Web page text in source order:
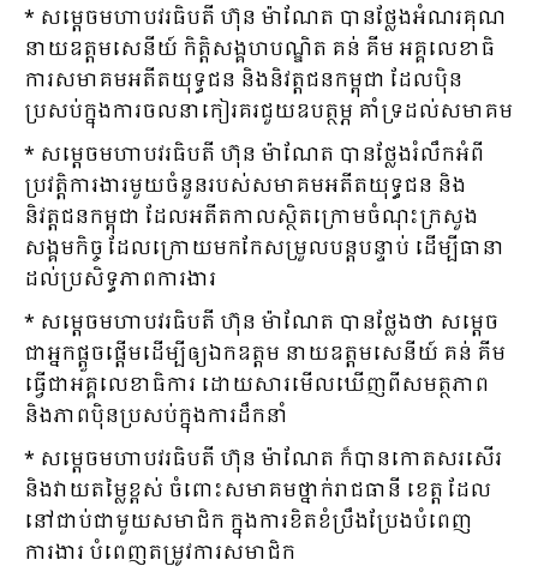
* សម្ដេចមហាបវរធិបតី ហ៊ុន ម៉ាណែត បានថ្លែងអំណរគុណ
នាយឧត្តមសេនីយ៍ កិត្តិសង្គហបណ្ឌិត គន់ គីម អគ្គលេខាធិ
ការសមាគមអតីតយុទ្ធជន និងនិវត្តជនកម្ពុជា ដែលប៉ិន
ប្រសប់ក្នុងការចលនាកៀរគរជួយឧបត្ថម្ភ គាំទ្រដល់សមាគម
* សម្ដេចមហាបវរធិបតី ហ៊ុន ម៉ាណែត បានថ្លែងរំលឹកអំពី
ប្រវត្តិការងារមួយចំនួនរបស់សមាគមអតីតយុទ្ធជន និង
និវត្តជនកម្ពុជា ដែលអតីតកាលស្ថិតក្រោមចំណុះក្រសួង
សង្គមកិច្ច ដែលក្រោយមកកែសម្រួលបន្ដបន្ទាប់ ដើម្បីធានា
ដល់ប្រសិទ្ធភាពការងារ
* សម្ដេចមហាបវរធិបតី ហ៊ុន ម៉ាណែត បានថ្លែងថា សម្ដេច
ជាអ្នកផ្ដួចផ្ដើមដើម្បីឲ្យឯកឧត្តម នាយឧត្តមសេនីយ៍ គន់ គីម
ធ្វើជាអគ្គលេខាធិការ ដោយសារមើលឃើញពីសមត្ថភាព
និងភាពប៉ិនប្រសប់ក្នុងការដឹកនាំ
* សម្ដេចមហាបវរធិបតី ហ៊ុន ម៉ាណែត ក៏បានកោតសរសើរ
និងវាយតម្លៃខ្ពស់ ចំពោះសមាគមថ្នាក់រាជធានី ខេត្ត ដែល
នៅជាប់ជាមួយសមាជិក ក្នុងការខិតខំប្រឹងប្រែងបំពេញ
ការងារ បំពេញតម្រូវការសមាជិក